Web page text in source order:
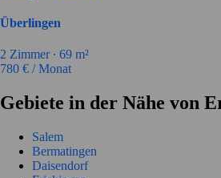
Überlingen
2 Zimmer ∙ 69 m²
780 € / Monat
Gebiete in der Nähe von
Salem
Bermatingen
Daisendorf